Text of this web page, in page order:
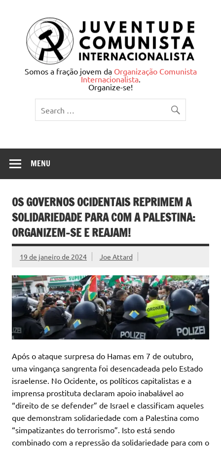
Juventude Comunista
Internacionalista
Somos a fração jovem da Organização Comunista
Internacionalista.
Organize-se!
MENU
OS GOVERNOS OCIDENTAIS REPRIMEM A
SOLIDARIEDADE PARA COM A PALESTINA:
ORGANIZEM-SE E REAJAM!
19 de janeiro de 2024 Joe Attard
Após o ataque surpresa do Hamas em 7 de outubro,
uma vingança sangrenta foi desencadeada pelo Estado
israelense. No Ocidente, os políticos capitalistas e a
imprensa prostituta declaram apoio inabalável ao
“direito de se defender” de Israel e classificam aqueles
que demonstram solidariedade com a Palestina como
“simpatizantes do terrorismo”. Isto está sendo
combinado com a repressão da solidariedade para com o